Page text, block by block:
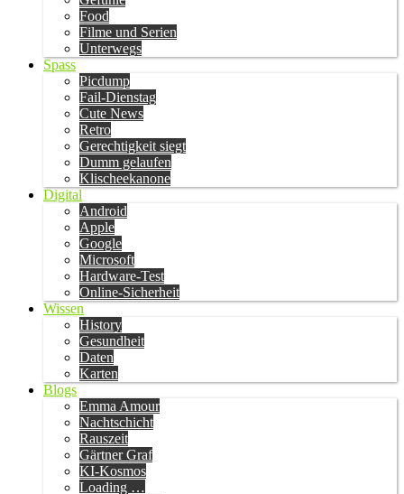
Food
Filme und Serien
Unterwegs
Spass
Picdump
Fail-Dienstag
Cute News
Retro
Gerechtigkeit siegt
Dumm gelaufen
Klischeekanone
Digital
Android
Apple
Google
Microsoft
Hardware-Test
Online-Sicherheit
Wissen
History
Gesundheit
Daten
Karten
Blogs
Emma Amour
Nachtschicht
Rauszeit
Gärtner Graf
KI-Kosmos
Loading …